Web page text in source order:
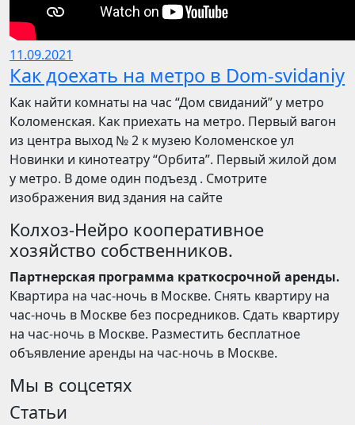
11.09.2021
Как доехать на метро в Dom-svidaniy
Как найти комнаты на час “Дом свиданий” у метро
Коломенская. Как приехать на метро. Первый вагон
из центра выход № 2 к музею Коломенское ул
Новинки и кинотеатру “Орбита”. Первый жилой дом
у метро. В доме один подъезд . Смотрите
изображения вид здания на сайте
Колхоз-Нейро кооперативное
хозяйство собственников.
Партнерская программа краткосрочной аренды.
Квартира на час-ночь в Москве. Снять квартиру на
час-ночь в Москве без посредников. Сдать квартиру
на час-ночь в Москве. Разместить бесплатное
объявление аренды на час-ночь в Москве.
Мы в соцсетях
Статьи